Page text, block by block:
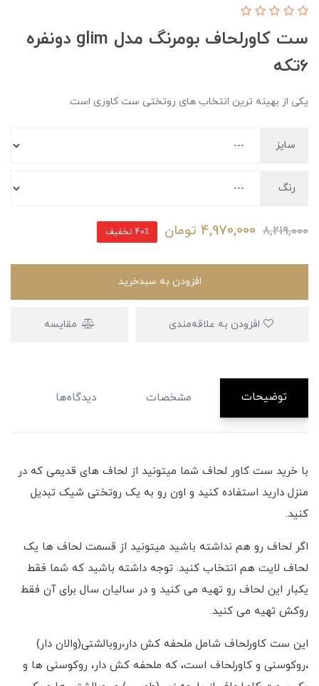
ست کاورلحاف بومرنگ مدل glim دونفره
6تکه
یکی از بهینه ترین انتخاب های روتختی ست کاوری است.
سایز
رنگ
8,219,000
4,970,000 تومان 40٪ تخفیف
افزودن به سبدخرید
مقایسه
توضیحات مشخصات دیدگاه‌ها
با خرید ست کاور لحاف شما میتونید از لحاف های قدیمی که در
منزل دارید استفاده کنید و اون رو به یک روتختی شیک تبدیل
کنید.
اگر لحاف رو هم نداشته باشید میتونید از قسمت لحاف ها یک
لحاف لایت هم انتخاب کنید. توجه داشته باشید که شما فقط
یکبار این لحاف رو تهیه می کنید و در سالیان سال برای آن فقط
روکش تهیه می کنید.
این ست کاورلحاف شامل ملحفه کش دار،روبالشتی(والان دار)
،روکوسنی و کاورلحاف است، که ملحفه کش دار، روکوسنی ها و